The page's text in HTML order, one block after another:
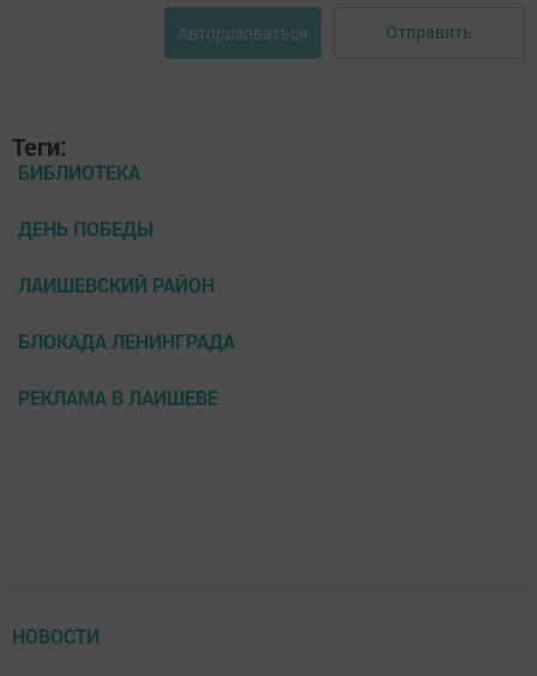
Авторизоваться Отправить
Теги:
БИБЛИОТЕКА
ДЕНЬ ПОБЕДЫ
ЛАИШЕВСКИЙ РАЙОН
БЛОКАДА ЛЕНИНГРАДА
РЕКЛАМА В ЛАИШЕВЕ
НОВОСТИ